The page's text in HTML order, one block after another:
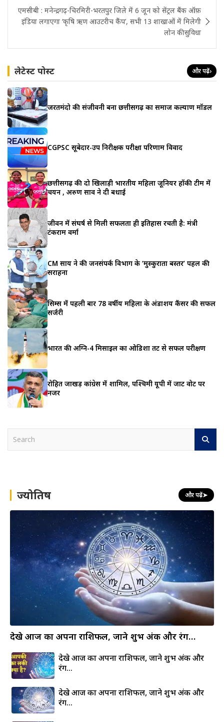
एमसीबी : मनेन्द्रगढ़-चिरमिरी-भरतपुर जिले में 6 जून को सेंट्रल बैंक ऑफ़
इंडिया लगाएगा ‘कृषि ऋण आउटरीच कैंप’, सभी 13 शाखाओं में मिलेगी
लोन की सुविधा
लेटेस्ट पोस्ट और पढ़ें›
जरूरतमंदो की संजीवनी बना छत्तीसगढ़ का समाज कल्याण मॉडल
CGPSC सूबेदार-उप निरीक्षक परीक्षा परिणाम विवाद
छत्तीसगढ़ की दो खिलाड़ी भारतीय महिला जूनियर हॉकी टीम में
चयन , अरुण साव ने दी बधाई
जीवन में संघर्ष से मिली सफलता ही इतिहास रचती है: मंत्री
टंकराम वर्मा
CM साय ने की जनसंपर्क विभाग के ‘मुस्कुराता बस्तर’ पहल की
सराहना
सिम्स में पहली बार 78 वर्षीय महिला के अंडाशय कैंसर की सफल
सर्जरी
भारत की अग्नि-4 मिसाइल का ओडिशा तट से सफल परीक्षण
रोहित जाखड़ कांग्रेस में शामिल, पश्चिमी यूपी में जाट वोट पर
नजर
h ज्योतिष और पढ़ें➤
देखे आज का अपना राशिफल, जाने शुभ अंक और रंग…
देखे आज का अपना राशिफल, जाने शुभ अंक और
रंग…
देखे आज का अपना राशिफल, जाने शुभ अंक और
रंग…